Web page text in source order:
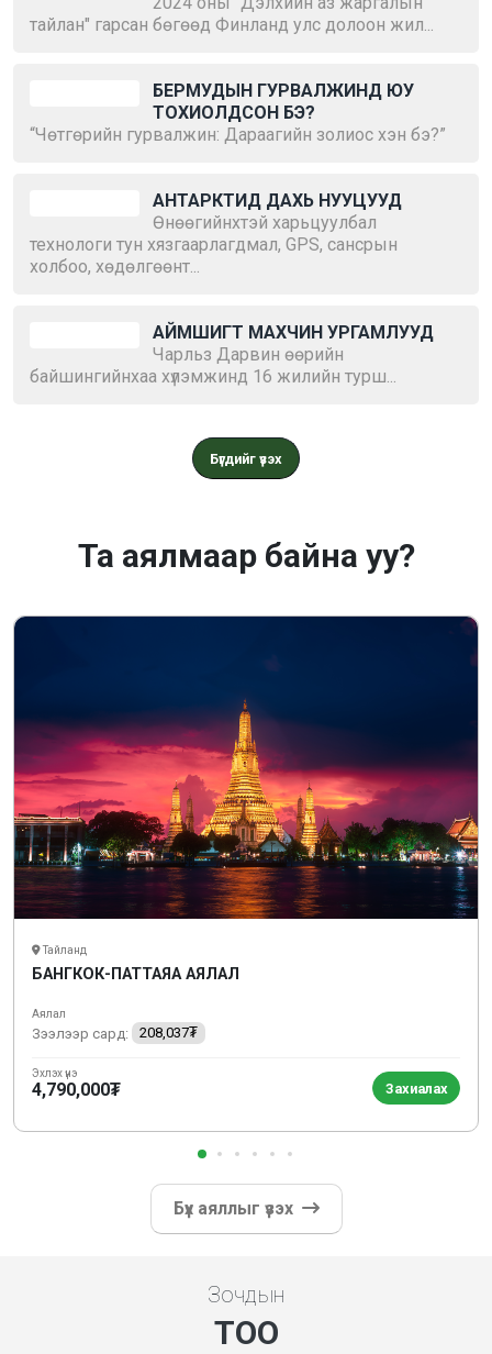
тайлан" гарсан бөгөөд Финланд улс долоон жил...
БЕРМУДЫН ГУРВАЛЖИНД ЮУ
ТОХИОЛДСОН БЭ?
“Чөтгөрийн гурвалжин: Дараагийн золиос хэн бэ?”
АНТАРКТИД ДАХЬ НУУЦУУД
Өнөөгийнхтэй харьцуулбал
технологи тун хязгаарлагдмал, GPS, сансрын
холбоо, хөдөлгөөнт...
АЙМШИГТ МАХЧИН УРГАМЛУУД
Чарльз Дарвин өөрийн
байшингийнхаа хүлэмжинд 16 жилийн турш...
Бүгдийг үзэх
Та аялмаар байна уу?
Тайланд
БАНГКОК-ПАТТАЯА АЯЛАЛ
Аялал
Зээлээр сард: 208,037₮
Эхлэх үнэ
4,790,000₮ Захиалах
Бүх аяллыг үзэх
Зочдын
ТОО